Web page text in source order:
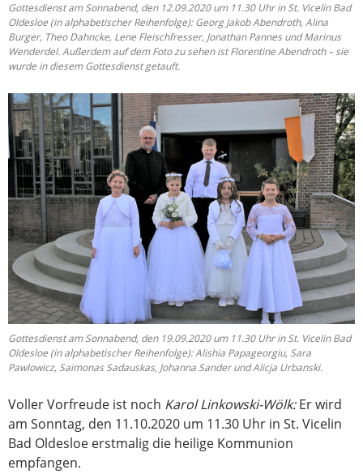
Gottesdienst am Sonnabend, den 12.09.2020 um 11.30 Uhr in St. Vicelin Bad
Oldesloe (in alphabetischer Reihenfolge): Georg Jakob Abendroth, Alina
Burger, Theo Dahncke, Lene Fleischfresser, Jonathan Pannes und Marinus
Wenderdel. Außerdem auf dem Foto zu sehen ist Florentine Abendroth – sie
wurde in diesem Gottesdienst getauft.
Gottesdienst am Sonnabend, den 19.09.2020 um 11.30 Uhr in St. Vicelin Bad
Oldesloe (in alphabetischer Reihenfolge): Alishia Papageorgiu, Sara
Pawlowicz, Saimonas Sadauskas, Johanna Sander und Alicja Urbanski.
Voller Vorfreude ist noch Karol Linkowski-Wölk:Er wird
am Sonntag, den 11.10.2020 um 11.30 Uhr in St. Vicelin
Bad Oldesloe erstmalig die heilige Kommunion
empfangen.